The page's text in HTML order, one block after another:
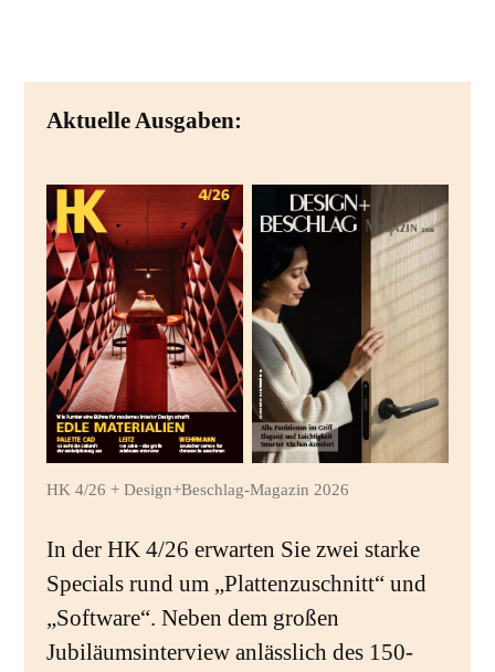
Aktuelle Ausgaben:
HK 4/26 + Design+Beschlag-Magazin 2026
In der HK 4/26 erwarten Sie zwei starke
Specials rund um „Plattenzuschnitt“ und
„Software“. Neben dem großen
Jubiläumsinterview anlässlich des 150-